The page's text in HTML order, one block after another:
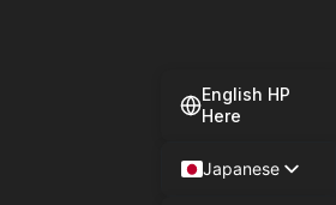
English HP
Here
Japanese